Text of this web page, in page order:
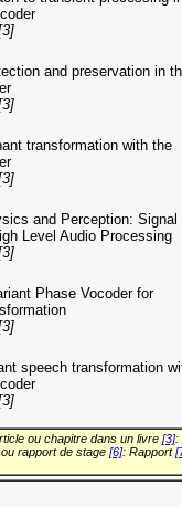
and preservation in
transformation with the
and Perception: Signal
Level Audio Processing
Phase Vocoder for
speech transformation
ou chapitre dans un livre [3]:
rapport de stage [6]: Rapport